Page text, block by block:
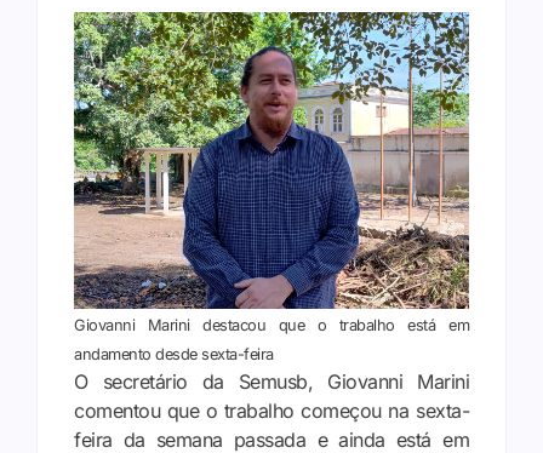
Giovanni Marini destacou que o trabalho está em
andamento desde sexta-feira
O secretário da Semusb, Giovanni Marini
comentou que o trabalho começou na sexta-
feira da semana passada e ainda está em